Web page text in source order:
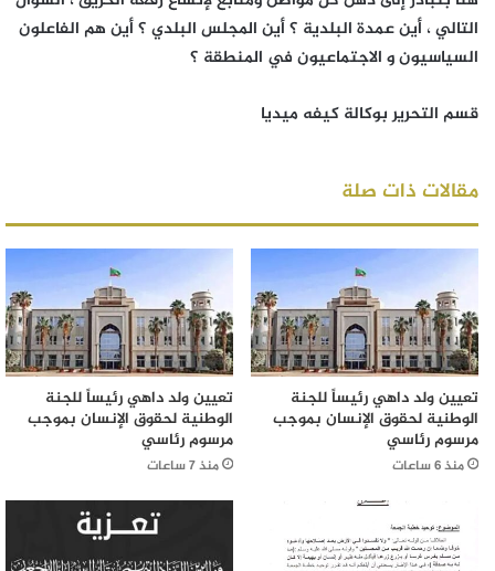
التالي ، أين عمدة البلدية ؟ أين المجلس البلدي ؟ أين هم الفاعلون
السياسيون و الاجتماعيون في المنطقة ؟
قسم التحرير بوكالة كيفه ميديا
مقالات ذات صلة
تعيين ولد داهي رئيساً للجنة
الوطنية لحقوق الإنسان بموجب
مرسوم رئاسي
منذ 6 ساعات
تعيين ولد داهي رئيساً للجنة
الوطنية لحقوق الإنسان بموجب
مرسوم رئاسي
منذ 7 ساعات